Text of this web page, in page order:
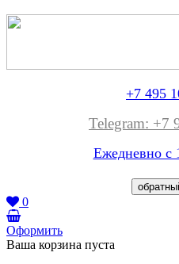
+7 495
Telegram: +7
Ежедневно с
0
Оформить
Ваша корзина пуста